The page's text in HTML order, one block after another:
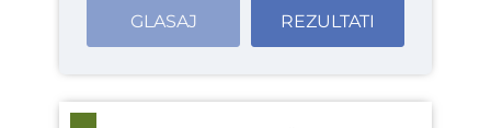
GLASAJ REZULTATI